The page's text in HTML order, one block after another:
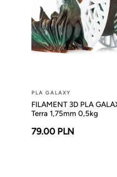
PLA GALAXY
FILAMENT 3D PLA
Terra 1,75mm 0,5kg
79.00 PLN